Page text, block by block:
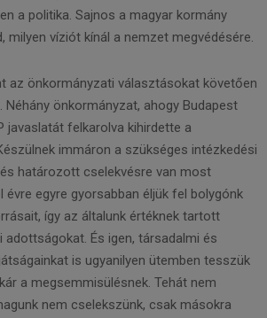
a politika. Sajnos a magyar kormány
milyen víziót kínál a nemzet megvédésére.
az önkormányzati választásokat követően
Néhány önkormányzat, ahogy Budapest
javaslatát felkarolva kihirdette a
immáron a szükséges intézkedési
határozott cselekvésre van most
évre egyre gyorsabban éljük fel bolygónk
így az általunk értéknek tartott
És igen, társadalmi és
is ugyanilyen ütemben tesszük
a megsemmisülésnek. Tehát nem
nem cselekszünk, csak másokra